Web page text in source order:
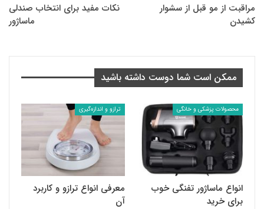
مراقبت از مو قبل از سشوار
کشیدن
نکات مفید برای انتخاب صندلی
ماساژور
ممکن است شما دوست داشته باشید
محصولات پزشکی و خانگی
انواع ماساژور تفنگی خوب
برای خرید
ترازو و اندازه‌گیری
معرفی انواع ترازو و کاربرد
آن